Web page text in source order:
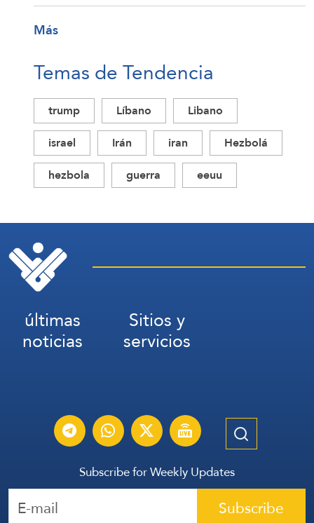
Más
Temas de Tendencia
trump Líbano
Libano
israel
Irán iran
Hezbolá
hezbola
guerra eeuu
últimas
noticias
Sitios y
servicios
Subscribe for Weekly Updates
Subscribe